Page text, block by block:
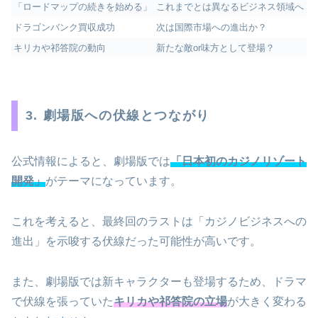
「ロードマップの続きを始める」
これまでとは異なるビジネス領域へ
ドラゴンバンク買収成功
次は国際市場への進出か？
キリカや祁答院の動向
新たな敵or味方として登場？
3. 劇場版への伏線とつながり
公式情報によると、劇場版では「日本初のカジノリゾート
開発」がテーマになっています。
これを考えると、最終回のラストは「カジノビジネスへの
進出」を示唆する伏線だった可能性が高いです。
また、劇場版では新キャラクターも登場するため、ドラマ
で伏線を張っていたキリカや祁答院の立場が大きく変わる